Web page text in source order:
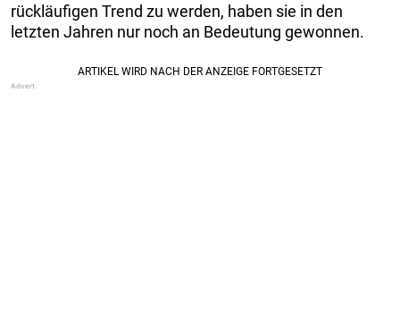
rückläufigen Trend zu werden, haben sie in den
letzten Jahren nur noch an Bedeutung gewonnen.